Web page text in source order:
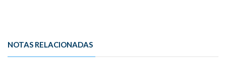
NOTAS RELACIONADAS